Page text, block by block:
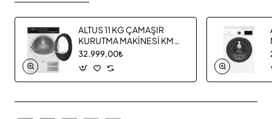
ALTUS 11 KG ÇAMAŞIR
KURUTMA MAKİNESİ KM
1160
32.999,00₺